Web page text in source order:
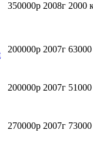
350000р 2008г 2000
200000р 2007г
200000р 2007г
270000р 2007г